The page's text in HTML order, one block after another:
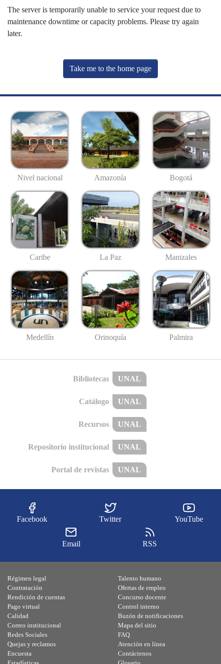
The server is temporarily unable to service your request due to
maintenance downtime or capacity problems. Please try again
later.
Take me to the home page
Nivel nacional Amazonía Bogotá
Caribe La Paz Manizales
Medellín Orinoquía Palmira
Bibliotecas UNAL
Catálogo UNAL
Recursos UNAL
Repositorio institucional UNAL
Portal de revistas UNAL
Facebook Twitter YouTube
Email RSS
Régimen legal
Contratación
Rendición de cuentas
Pago virtual
Calidad
Talento humano
Ofertas de empleo
Concurso docente
Control interno
Buzón de notificaciones
Correo institucional
Redes Sociales
Quejas y reclamos
Encuesta
Mapa del sitio
FAQ
Atención en línea
Contáctenos